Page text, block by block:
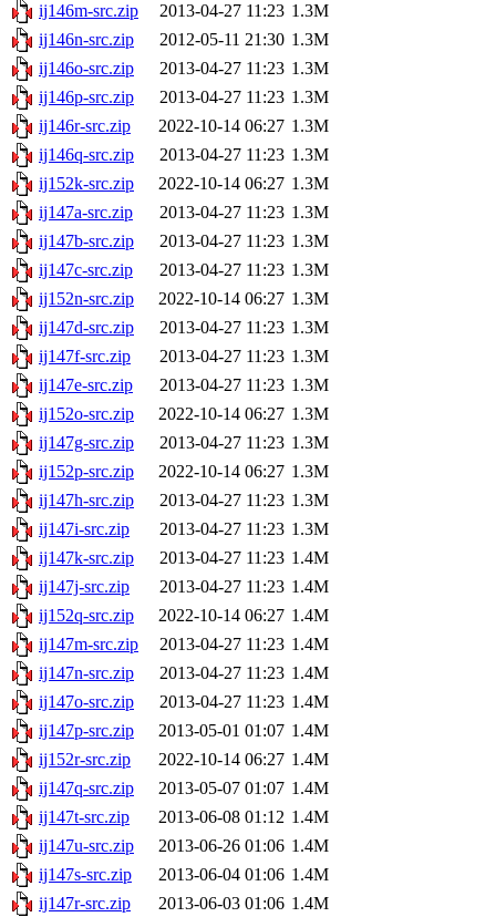
ij146m-src.zip
2013-04-27 11:23 1.3M
ij146n-src.zip
2012-05-11 21:30 1.3M
ij146o-src.zip
2013-04-27 11:23 1.3M
ij146p-src.zip
2013-04-27 11:23 1.3M
ij146r-src.zip
2022-10-14 06:27 1.3M
ij146q-src.zip
2013-04-27 11:23 1.3M
ij152k-src.zip
2022-10-14 06:27 1.3M
ij147a-src.zip
2013-04-27 11:23 1.3M
ij147b-src.zip
2013-04-27 11:23 1.3M
ij147c-src.zip
2013-04-27 11:23 1.3M
ij152n-src.zip
2022-10-14 06:27 1.3M
ij147d-src.zip
2013-04-27 11:23 1.3M
ij147f-src.zip
2013-04-27 11:23 1.3M
ij147e-src.zip
2013-04-27 11:23 1.3M
ij152o-src.zip
2022-10-14 06:27 1.3M
ij147g-src.zip
2013-04-27 11:23 1.3M
ij152p-src.zip
2022-10-14 06:27 1.3M
ij147h-src.zip
2013-04-27 11:23 1.3M
ij147i-src.zip
2013-04-27 11:23 1.3M
ij147k-src.zip
2013-04-27 11:23 1.4M
ij147j-src.zip
2013-04-27 11:23 1.4M
ij152q-src.zip
2022-10-14 06:27 1.4M
ij147m-src.zip
2013-04-27 11:23 1.4M
ij147n-src.zip
2013-04-27 11:23 1.4M
ij147o-src.zip
2013-04-27 11:23 1.4M
ij147p-src.zip
2013-05-01 01:07 1.4M
ij152r-src.zip
2022-10-14 06:27 1.4M
ij147q-src.zip
2013-05-07 01:07 1.4M
ij147t-src.zip
2013-06-08 01:12 1.4M
ij147u-src.zip
2013-06-26 01:06 1.4M
ij147s-src.zip
2013-06-04 01:06 1.4M
ij147r-src.zip
2013-06-03 01:06 1.4M